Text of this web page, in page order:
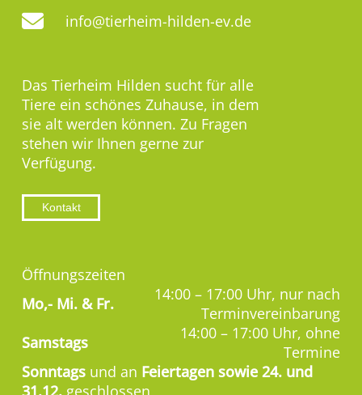
info@tierheim-hilden-ev.de
Das Tierheim Hilden sucht für alle
Tiere ein schönes Zuhause, in dem
sie alt werden können. Zu Fragen
stehen wir Ihnen gerne zur
Verfügung.
Kontakt
Öffnungszeiten
Mo,- Mi. & Fr.
14:00 – 17:00 Uhr, nur nach
Terminvereinbarung
Samstags
14:00 – 17:00 Uhr, ohne
Termine
Sonntags und an Feiertagen sowie 24. und
31.12. geschlossen